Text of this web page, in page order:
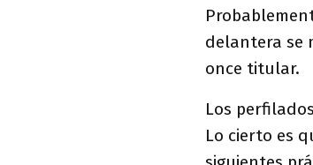
delantera se
once titular.
Los
Lo cierto es